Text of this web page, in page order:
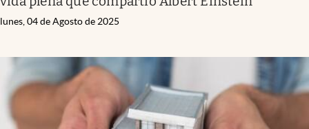
lunes, 04 de Agosto de 2025